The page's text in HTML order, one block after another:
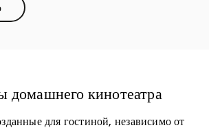
in New Tab
домашнего кинотеатра
для гостиной, независимо от